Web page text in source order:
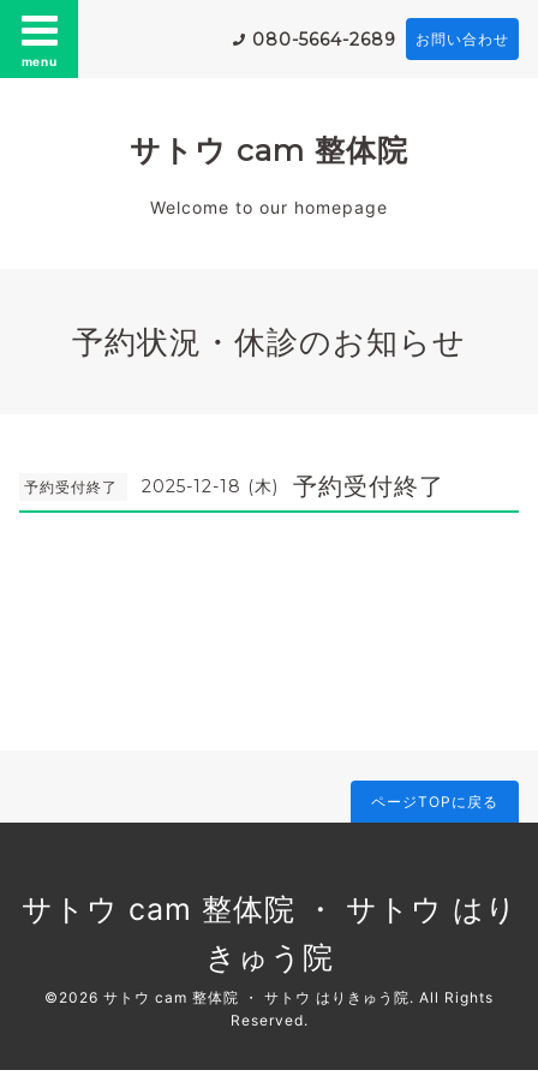
menu
080-5664-2689 お問い合わせ
サトウ cam 整体院
Welcome to our homepage
予約状況・休診のお知らせ
予約受付終了 2025-12-18 (木) 予約受付終了
ページTOPに戻る
サトウ cam 整体院 ・ サトウ はり
きゅう院
©2026 サトウ cam 整体院 ・ サトウ はりきゅう院. All Rights
Reserved.